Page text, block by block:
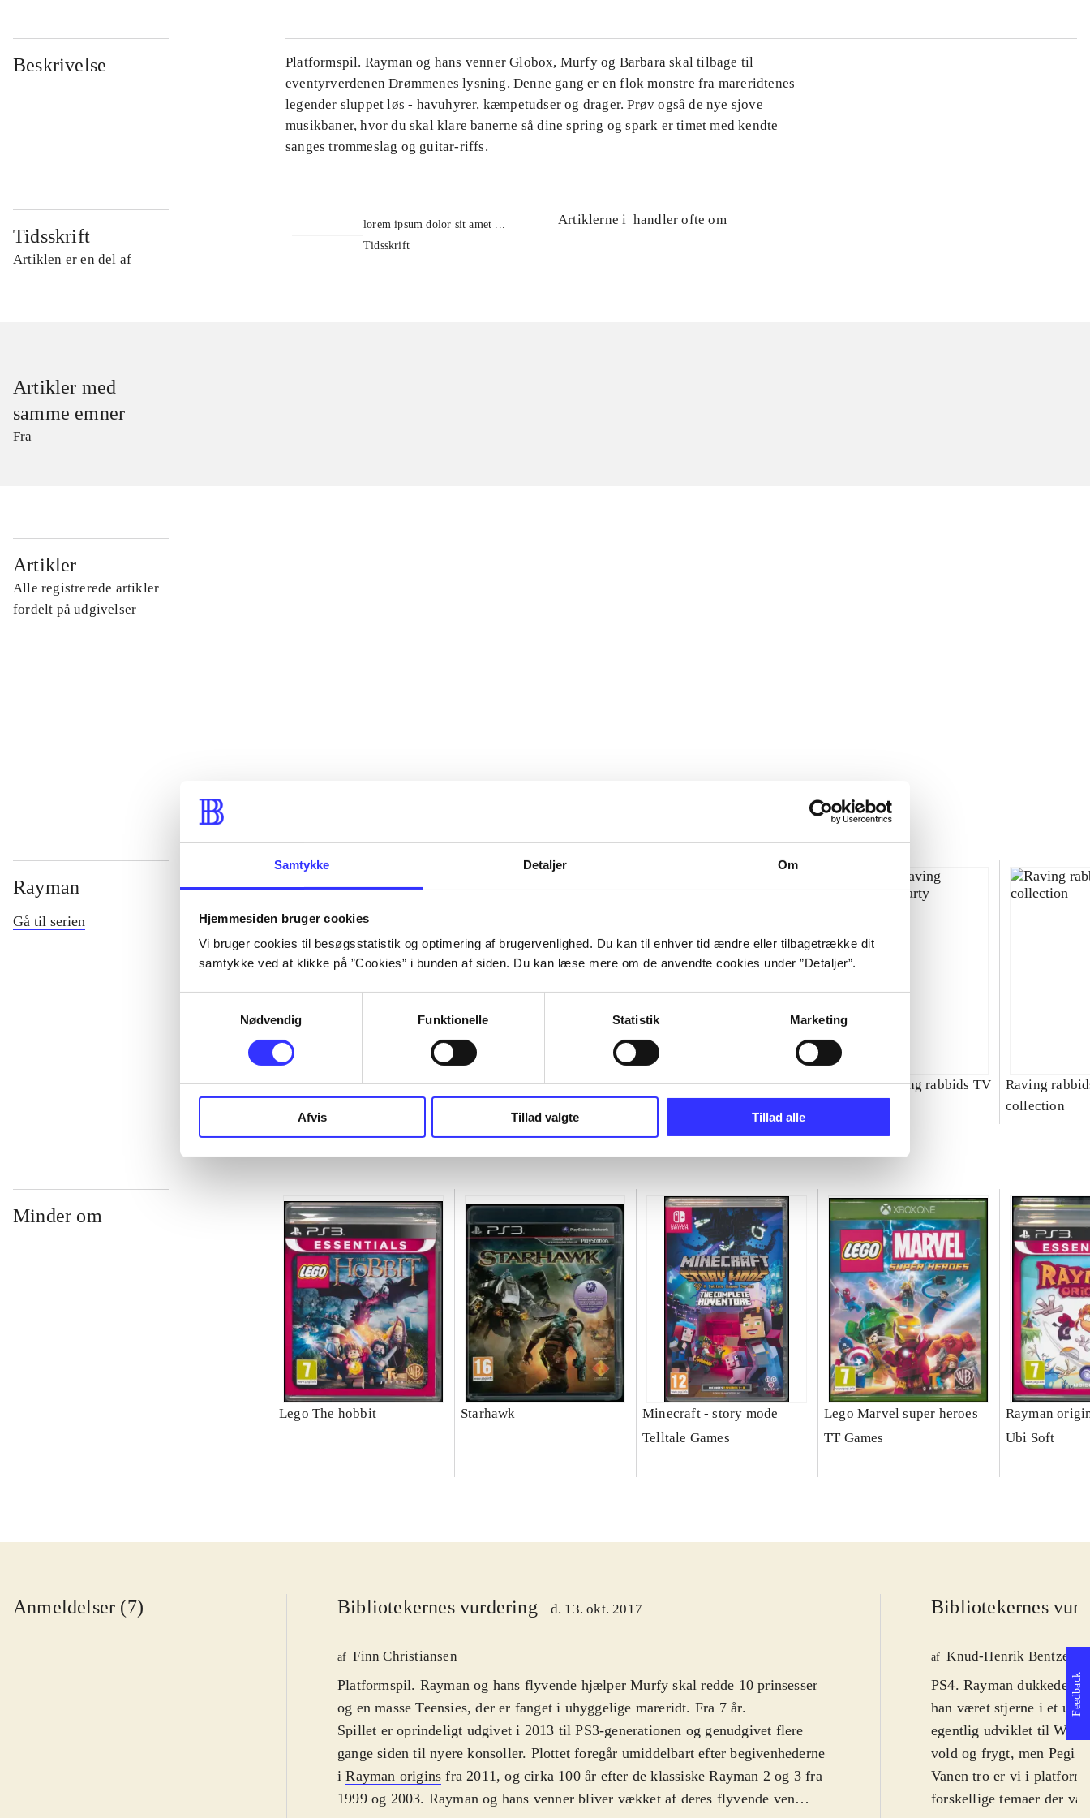
Samtykke Detaljer Om
Hjemmesiden bruger cookies
Vi bruger cookies til besøgsstatistik og optimering af brugervenlighed. Du kan til enhver tid ændre eller tilbagetrække dit
samtykke ved at klikke på ”Cookies” i bunden af siden. Du kan læse mere om de anvendte cookies under ”Detaljer”.
Nødvendig
Funktionelle Statistik Marketing
Afvis Tillad valgte Tillad alle
Beskrivelse
Platformspil. Rayman og hans venner Globox, Murfy og Barbara skal tilbage til
eventyrverdenen Drømmenes lysning. Denne gang er en flok monstre fra mareridtenes
legender sluppet løs - havuhyrer, kæmpetudser og drager. Prøv også de nye sjove
musikbaner, hvor du skal klare banerne så dine spring og spark er timet med kendte
sanges trommeslag og guitar-riffs.
Tidsskrift
Artiklen er en del af
lorem ipsum dolor sit amet ...
Tidsskrift
Artiklerne i handler ofte om
Artikler med
samme emner
Fra
Artikler
Alle registrerede artikler
fordelt på udgivelser
Rayman
Gå til serien
Rayman M
Rayman 3
Rayman - raving rabbids 2
Rayman - raving rabbids TV
Raving
collection
Minder om
Lego The hobbit Starhawk
Minecraft - story mode
Telltale Games
Lego Marvel super heroes
TT Games
Rayman
Ubi Soft
Anmeldelser (7) Bibliotekernes vurdering d. 13. okt. 2017
af Finn Christiansen
Platformspil. Rayman og hans flyvende hjælper Murfy skal redde 10 prinsesser
og en masse Teensies, der er fanget i uhyggelige mareridt. Fra 7 år.
Spillet er oprindeligt udgivet i 2013 til PS3-generationen og genudgivet flere
gange siden til nyere konsoller. Plottet foregår umiddelbart efter begivenhederne
iRayman origins fra 2011, og cirka 100 år efter de klassiske Rayman 2 og 3 fra
1999 og 2003. Rayman og hans venner bliver vækket af deres flyvende ven
Bibliotekernes
af Knud-Henrik Bentzen
PS4. Rayman dukkede
han været stjerne i et
egentlig udviklet til WiiU
vold og frygt, men Pegi
Vanen tro er vi i
forskellige temaer der
Feedback